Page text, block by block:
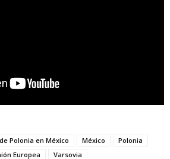
Polonia en México México
Polonia
Europea Varsovia